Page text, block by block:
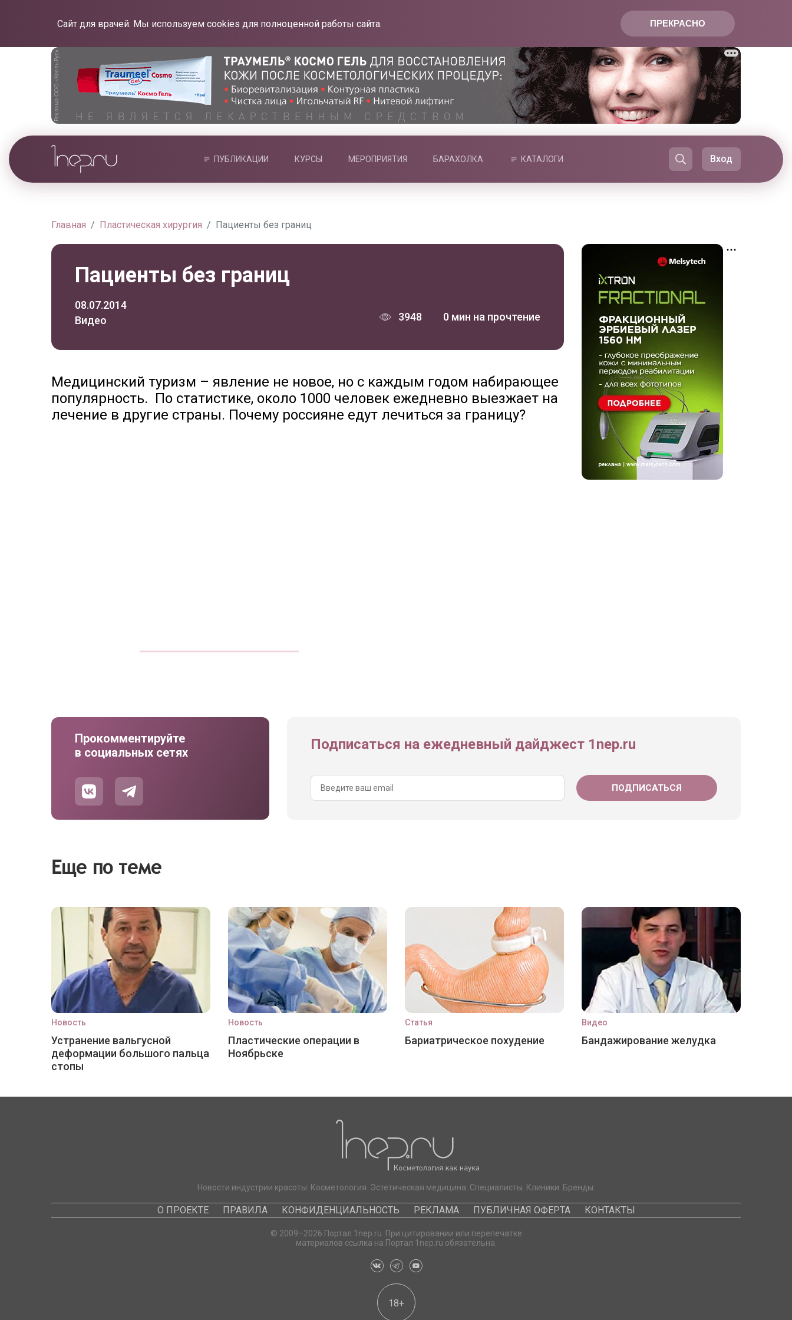
ПРЕКРАСНО
Сайт для врачей. Мы используем cookies для полноценной работы сайта.
ПУБЛИКАЦИИ КУРСЫ МЕРОПРИЯТИЯ БАРАХОЛКА КАТАЛОГИ Вход
Главная Пластическая хирургия Пациенты без границ
Пациенты без границ
08.07.2014
Видео
3948 0 мин на прочтение
Медицинский туризм – явление не новое, но с каждым годом набирающее
популярность. По статистике, около 1000 человек ежедневно выезжает на
лечение в другие страны. Почему россияне едут лечиться за границу?
Прокомментируйте
в социальных сетях
Подписаться на ежедневный дайджест 1nep.ru
Еще по теме
Новость
Устранение вальгусной
деформации большого пальца
стопы
Новость
Пластические операции в
Ноябрьске
Статья
Бариатрическое похудение
Видео
Бандажирование желудка
Новости индустрии красоты. Косметология. Эстетическая медицина. Специалисты. Клиники. Бренды.
О ПРОЕКТЕ ПРАВИЛА КОНФИДЕНЦИАЛЬНОСТЬ РЕКЛАМА ПУБЛИЧНАЯ ОФЕРТА КОНТАКТЫ
© 2009–2026 Портал 1nep.ru. При цитировании или перепечатке
материалов ссылка на Портал 1nep.ru обязательна.
18+